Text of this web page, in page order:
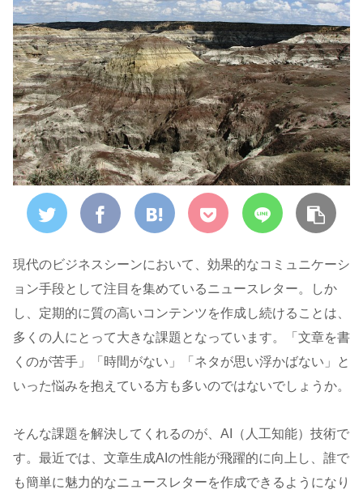
現代のビジネスシーンにおいて、効果的なコミュニケーシ
ョン手段として注目を集めているニュースレター。しか
し、定期的に質の高いコンテンツを作成し続けることは、
多くの人にとって大きな課題となっています。「文章を書
くのが苦手」「時間がない」「ネタが思い浮かばない」と
いった悩みを抱えている方も多いのではないでしょうか。
そんな課題を解決してくれるのが、AI（人工知能）技術で
す。最近では、文章生成AIの性能が飛躍的に向上し、誰で
も簡単に魅力的なニュースレターを作成できるようになり